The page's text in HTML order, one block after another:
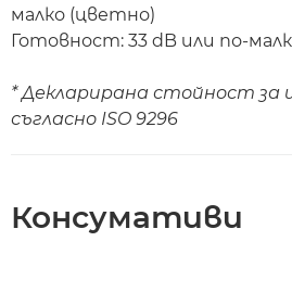
малко (цветно)
Готовност: 33 dB или по-
* Декларирана стойност за
съгласно ISO 9296
Консумативи